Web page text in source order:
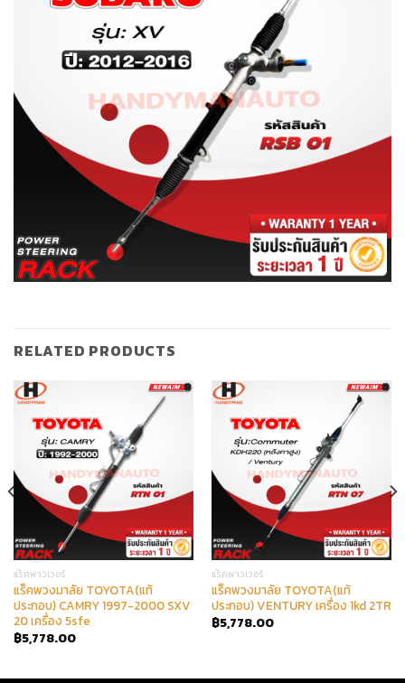
RELATED PRODUCTS
แร็คพาวเวอร์
แร็คพวงมาลัย TOYOTA(แท้
ประกอบ) CAMRY 1997-2000 SXV
20 เครื่อง 5sfe
฿5,778.00
แร็คพาวเวอร์
แร็คพวงมาลัย TOYOTA(แท้
ประกอบ) VENTURY เครื่อง 1kd 2TR
฿5,778.00